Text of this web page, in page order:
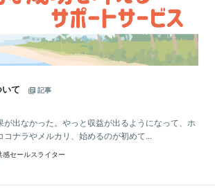
て
記事
が出なかった。やっと収益が出るようになって、ホ
コナラやメルカリ、始めるのが初めて...
セールスライター